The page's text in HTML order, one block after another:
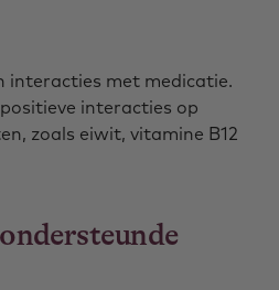
interacties met medicatie.
interacties op
zoals eiwit, vitamine B12